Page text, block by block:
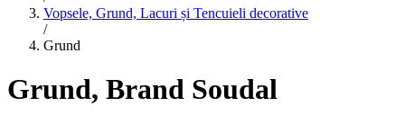
Vopsele, Grund, Lacuri și Tencuieli decorative
/
Grund
Grund, Brand Soudal